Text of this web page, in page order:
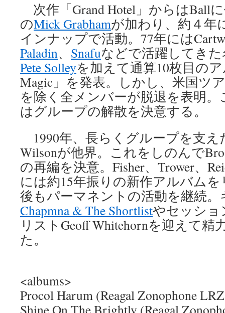
次作「Grand Hotel」からはBall
のMick Grabhamが加わり、約４年
インナップで活動。77年には
Paladin、 Snafuなどで活躍してき
Pete Solleyを加えて通算10枚目の
Magic」を発表。しかし、米国ツ
を除く全メンバーが脱退を表明。
はグループの解散を決意する。
1990年、長らくグループを支え
Wilsonが他界。これをしのんで
の再編を決意。Fisher、Trower、
には約15年振りの新作アルバム
後もパーマネントの活動を継続
Chapmna & The Shortlistやセッショ
リストGeoff Whitehornを迎えて精
た。
<albums>
Procol Harum (Reagal Zonophone
Shine On The Brightly (Reagal